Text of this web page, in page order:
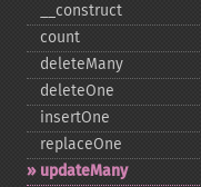
_​_​construct
count
deleteMany
deleteOne
insertOne
replaceOne
updateMany